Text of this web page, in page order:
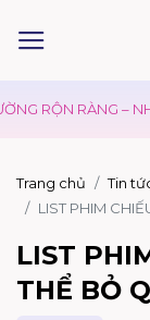
– NHẬN QUÀ
Trang chủ
Tin
LIST PHIM
LIST
THỂ BỎ